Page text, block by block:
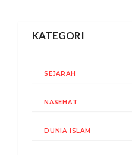
KATEGORI
SEJARAH
NASEHAT
DUNIA ISLAM